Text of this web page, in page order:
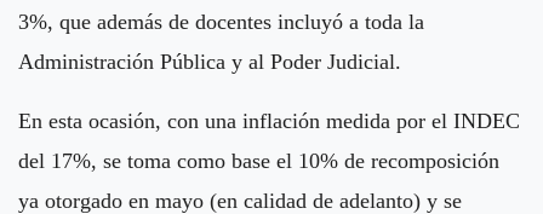
3%, que además de docentes incluyó a toda la
Administración Pública y al Poder Judicial.
En esta ocasión, con una inflación medida por el INDEC
del 17%, se toma como base el 10% de recomposición
ya otorgado en mayo (en calidad de adelanto) y se